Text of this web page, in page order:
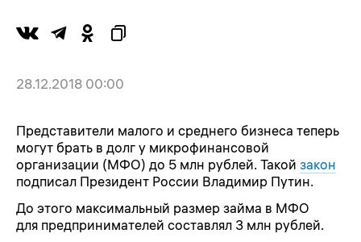
28.12.2018 00:00
Представители малого и среднего бизнеса теперь
могут брать в долг у микрофинансовой
организации (МФО) до 5 млн рублей. Такой закон
подписал Президент России Владимир Путин.
До этого максимальный размер займа в МФО
для предпринимателей составлял 3 млн рублей.